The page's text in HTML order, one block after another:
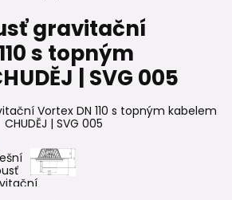
gravitační
s topným
| SVG 005